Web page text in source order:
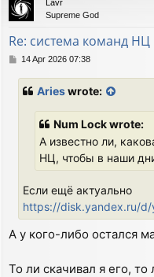
Lavr
Supreme God
Re: система команд НЦ
P14 Apr 2026 07:38
Arieswrote:
Num Lock wrote:
А известно ли,
НЦ, чтобы в наши
Если ещё актуально
https://disk.yandex.ru/d/
А у кого-либо остался
То ли скачивал я его, то